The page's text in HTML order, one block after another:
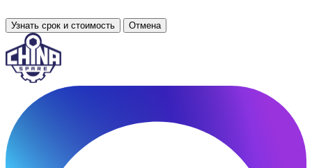
Узнать срок и стоимость Отмена